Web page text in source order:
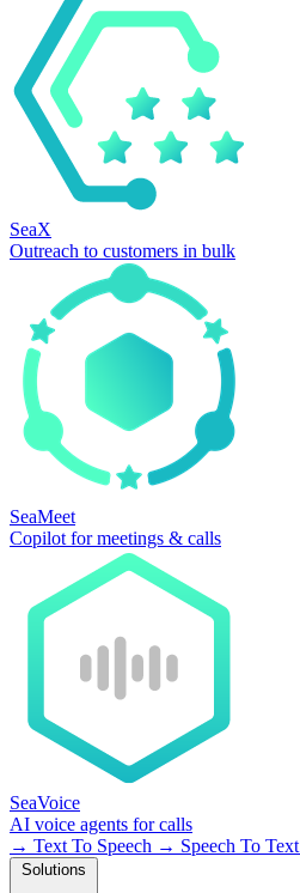
SeaX
Outreach to customers in bulk
SeaMeet
Copilot for meetings & calls
SeaVoice
AI voice agents for calls
→ Text To Speech → Speech To Text